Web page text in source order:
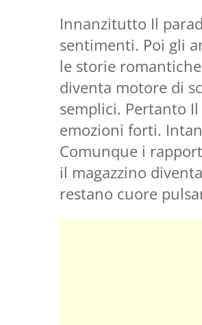
Innanzitutto Il
sentimenti. Poi gli
le storie
diventa motore di
semplici. Pertanto
emozioni forti.
Comunque i
il magazzino
restano cuore